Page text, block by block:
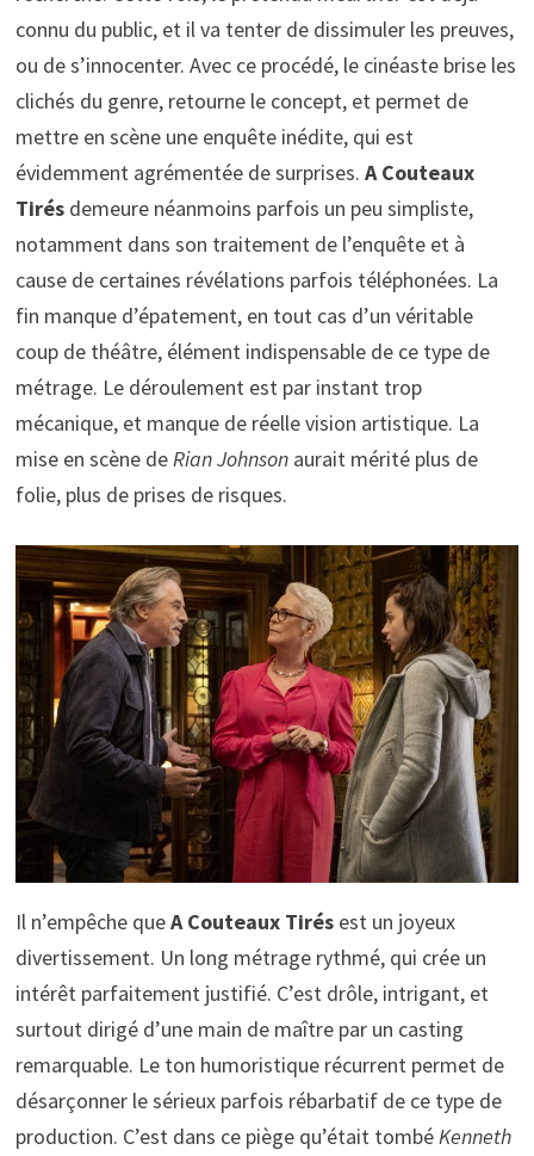
connu du public, et il va tenter de dissimuler les preuves,
ou de s’innocenter. Avec ce procédé, le cinéaste brise les
clichés du genre, retourne le concept, et permet de
mettre en scène une enquête inédite, qui est
évidemment agrémentée de surprises. A Couteaux
Tirésdemeure néanmoins parfois un peu simpliste,
notamment dans son traitement de l’enquête et à
cause de certaines révélations parfois téléphonées. La
fin manque d’épatement, en tout cas d’un véritable
coup de théâtre, élément indispensable de ce type de
métrage. Le déroulement est par instant trop
mécanique, et manque de réelle vision artistique. La
mise en scène deRian Johnsonaurait mérité plus de
folie, plus de prises de risques.
Il n’empêche queA Couteaux Tirés est un joyeux
divertissement. Un long métrage rythmé, qui crée un
intérêt parfaitement justifié. C’est drôle, intrigant, et
surtout dirigé d’une main de maître par un casting
remarquable. Le ton humoristique récurrent permet de
désarçonner le sérieux parfois rébarbatif de ce type de
production. C’est dans ce piège qu’était tombéKenneth